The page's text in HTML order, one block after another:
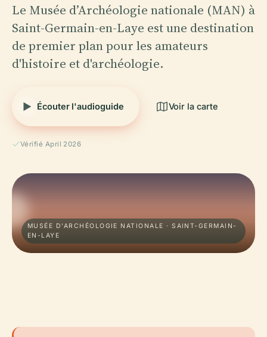
Le Musée d’Archéologie nationale (MAN) à
Saint-Germain-en-Laye est une destination
de premier plan pour les amateurs
d'histoire et d'archéologie.
Écouter l'audioguide Voir la carte
Vérifié April 2026
MUSÉE D'ARCHÉOLOGIE NATIONALE · SAINT-GERMAIN-
EN-LAYE